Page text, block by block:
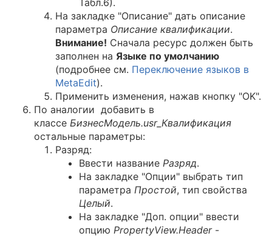
Табл.6).
На закладке "Описание" дать описание
параметра Описание квалификации.
Внимание! Сначала ресурс должен быть
заполнен на Языке по умолчанию
(подробнее см. Переключение языков в
MetaEdit).
Применить изменения, нажав кнопку "OK".
По аналогии добавить в
классе БизнесМодель.usr_Квалификация
остальные параметры:
Разряд:
Ввести название Разряд.
На закладке "Опции" выбрать тип
параметра Простой, тип свойства
Целый.
На закладке "Доп. опции" ввести
опцию PropertyView.Header-